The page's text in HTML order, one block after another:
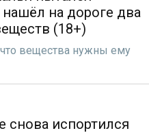
на дороге два
(18+)
вещества нужны ему
снова испортился